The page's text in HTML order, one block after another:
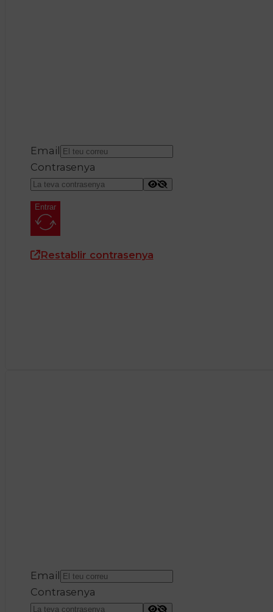
Email
Contrasenya
Entrar
Restablir contrasenya
Email
Contrasenya